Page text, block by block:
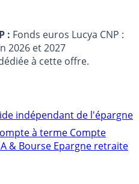
: Fonds euros Lucya CNP :
2026 et 2027
à cette offre.
indépendant de l'épargne
à terme Compte
& Bourse Epargne retraite